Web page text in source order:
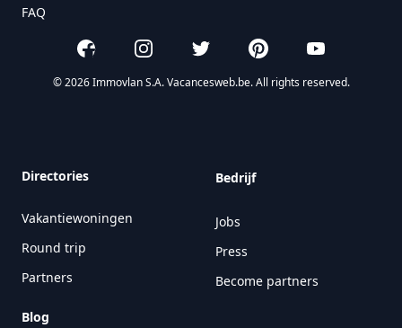
FAQ
FacebookInstagramTwitter PinterestYouTube
© 2026 Immovlan S.A. Vacancesweb.be. All rights reserved.
Directories
Vakantiewoningen
Round trip
Partners
Blog
Bedrijf
Jobs
Press
Become partners